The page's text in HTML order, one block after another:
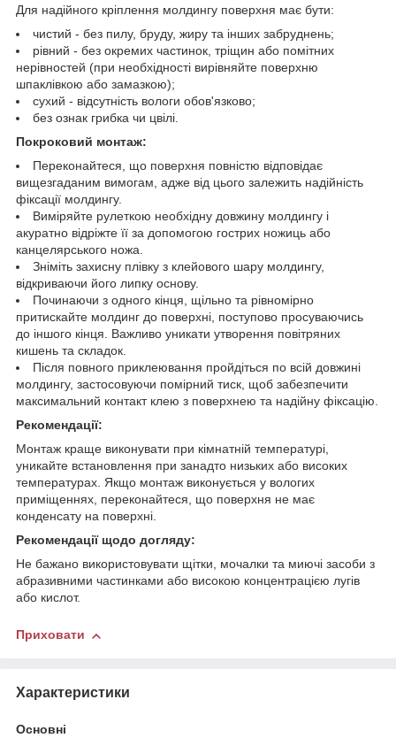
Для надійного кріплення молдингу поверхня має бути:
чистий - без пилу, бруду, жиру та інших забруднень;
рівний - без окремих частинок, тріщин або помітних
нерівностей (при необхідності вирівняйте поверхню
шпаклівкою або замазкою);
сухий - відсутність вологи обов'язково;
без ознак грибка чи цвілі.
Покроковий монтаж:
Переконайтеся, що поверхня повністю відповідає
вищезгаданим вимогам, адже від цього залежить надійність
фіксації молдингу.
Виміряйте рулеткою необхідну довжину молдингу і
акуратно відріжте її за допомогою гострих ножиць або
канцелярського ножа.
Зніміть захисну плівку з клейового шару молдингу,
відкриваючи його липку основу.
Починаючи з одного кінця, щільно та рівномірно
притискайте молдинг до поверхні, поступово просуваючись
до іншого кінця. Важливо уникати утворення повітряних
кишень та складок.
Після повного приклеювання пройдіться по всій довжині
молдингу, застосовуючи помірний тиск, щоб забезпечити
максимальний контакт клею з поверхнею та надійну фіксацію.
Рекомендації:
Монтаж краще виконувати при кімнатній температурі,
уникайте встановлення при занадто низьких або високих
температурах. Якщо монтаж виконується у вологих
приміщеннях, переконайтеся, що поверхня не має
конденсату на поверхні.
Рекомендації щодо догляду:
Не бажано використовувати щітки, мочалки та миючі засоби з
абразивними частинками або високою концентрацією лугів
або кислот.
Приховати
Характеристики
Основні